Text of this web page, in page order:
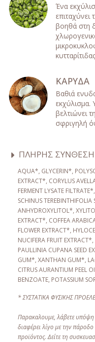
Ένα
επιταχύνει
βοηθά στη
ΚΑΡΥΔΑ
Βαθιά
εκχύλισμα.
βελτιώνει
σφριγηλή
ΠΛΗΡΗΣ ΣΥΝΘΕΣΗ
AQUA*, GLYCERIN*,
EXTRACT*, CORYLUS
FERMENT LYSATE
SCHINUS
ANHYDROXYLITOL*,
EXTRACT*, COFFEA
FLOWER EXTRACT*,
NUCIFERA FRUIT
PAULLINIA CUPANA SEED
GUM*, XANTHAN GUM*,
CITRUS AURANTIUM PEEL
BENZOATE, POTASSIUM
* ΣΥΣΤΑΤΙΚΆ ΦΥΣΙΚΉΣ
Пαρακαλουμε, λάβετε υπόψη
διαφέρει λίγο με την
προϊόντος. Δείτε τη